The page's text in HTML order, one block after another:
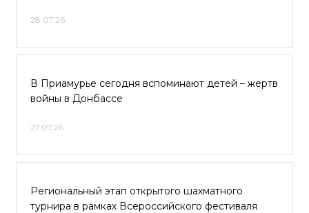
28.07.26
В Приамурье сегодня вспоминают детей – жертв
войны в Донбассе
27.07.26
Региональный этап открытого шахматного
турнира в рамках Всероссийского фестиваля